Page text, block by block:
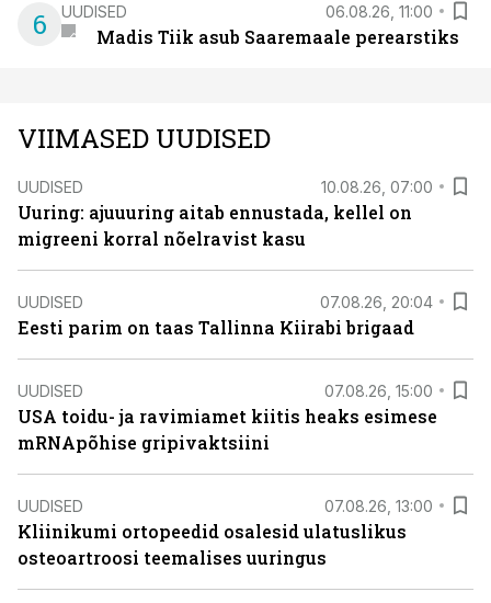
6 UUDISED 06.08.26, 11:00
Madis Tiik asub Saaremaale perearstiks
VIIMASED UUDISED
UUDISED 10.08.26, 07:00
Uuring: ajuuuring aitab ennustada, kellel on
migreeni korral nõelravist kasu
UUDISED 07.08.26, 20:04
Eesti parim on taas Tallinna Kiirabi brigaad
UUDISED 07.08.26, 15:00
USA toidu- ja ravimiamet kiitis heaks esimese
mRNApõhise gripivaktsiini
UUDISED 07.08.26, 13:00
Kliinikumi ortopeedid osalesid ulatuslikus
osteoartroosi teemalises uuringus